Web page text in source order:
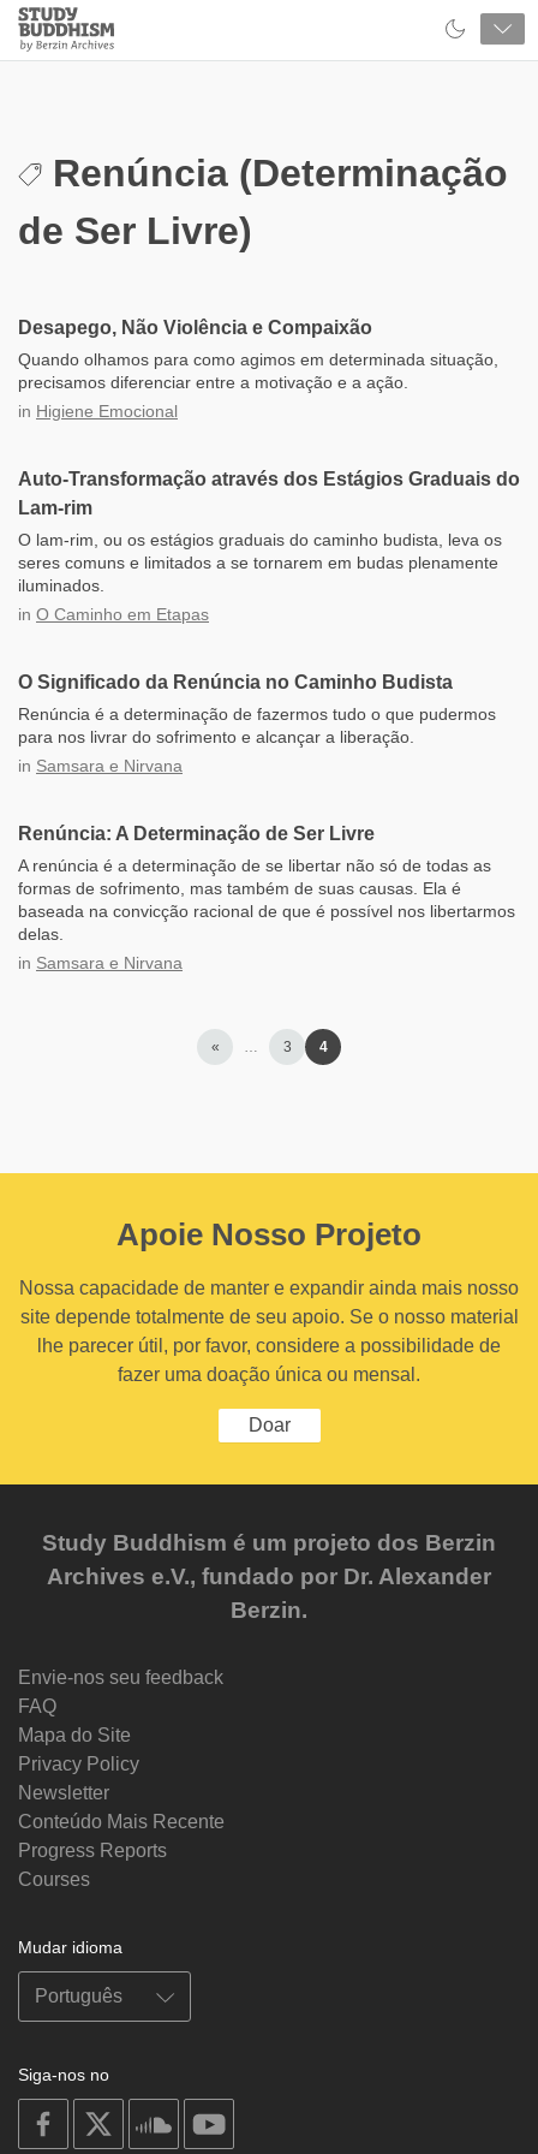
Close
Study
Buddhism
Renúncia (Determinação
de Ser Livre)
Desapego, Não Violência e Compaixão
Quando olhamos para como agimos em determinada situação,
precisamos diferenciar entre a motivação e a ação.
in Higiene Emocional
Auto-Transformação através dos Estágios Graduais do
Lam-rim
O lam-rim, ou os estágios graduais do caminho budista, leva os
seres comuns e limitados a se tornarem em budas plenamente
iluminados.
in O Caminho em Etapas
O Significado da Renúncia no Caminho Budista
Renúncia é a determinação de fazermos tudo o que pudermos
para nos livrar do sofrimento e alcançar a liberação.
in Samsara e Nirvana
Renúncia: A Determinação de Ser Livre
A renúncia é a determinação de se libertar não só de todas as
formas de sofrimento, mas também de suas causas. Ela é
baseada na convicção racional de que é possível nos libertarmos
delas.
in Samsara e Nirvana
« … 3 4
Apoie Nosso Projeto
Nossa capacidade de manter e expandir ainda mais nosso
site depende totalmente de seu apoio. Se o nosso material
lhe parecer útil, por favor, considere a possibilidade de
fazer uma doação única ou mensal.
Doar
Study Buddhism é um projeto dos Berzin
Archives e.V., fundado por Dr. Alexander
Berzin.
Envie-nos seu feedback
FAQ
Mapa do Site
Privacy Policy
Newsletter
Conteúdo Mais Recente
Progress Reports
Courses
Mudar idioma
Siga-nos no
on
facebook
soundcloud